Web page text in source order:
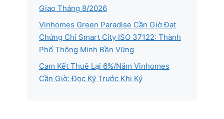
Giao Tháng 8/2026
Vinhomes Green Paradise Cần Giờ Đạt
Chứng Chỉ Smart City ISO 37122: Thành
Phố Thông Minh Bền Vững
Cam Kết Thuê Lại 6%/Năm Vinhomes
Cần Giờ: Đọc Kỹ Trước Khi Ký